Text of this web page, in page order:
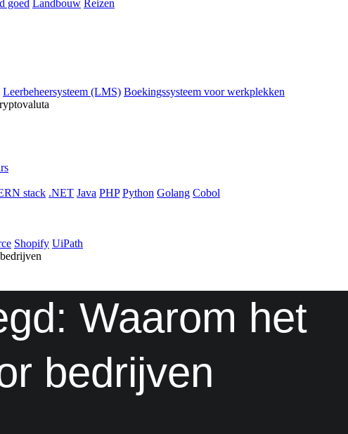
goed Landbouw Reizen
Leerbeheersysteem (LMS) Boekingssysteem voor werkplekken
stack .NET Java PHP Python Golang Cobol
Shopify UiPath
Waarom het
bedrijven